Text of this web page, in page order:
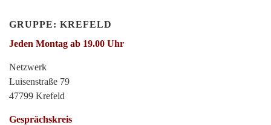
GRUPPE: KREFELD
Jeden Montag ab 19.00 Uhr
Netzwerk
Luisenstraße 79
47799 Krefeld
Gesprächskreis